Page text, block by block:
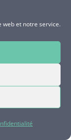
web et notre service.
pour
outil
voie à